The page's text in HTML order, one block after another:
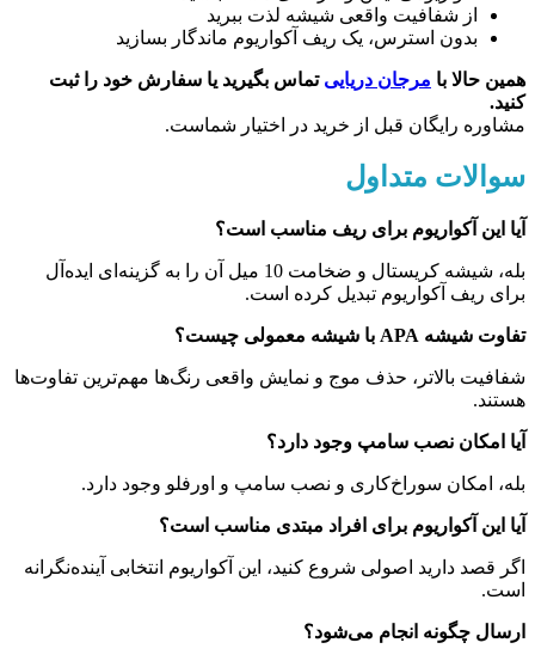
از شفافیت واقعی شیشه لذت ببرید
بدون استرس، یک ریف آکواریوم ماندگار بسازید
همین حالا با مرجان دریایی تماس بگیرید یا سفارش خود را ثبت
کنید.
مشاوره رایگان قبل از خرید در اختیار شماست.
سوالات متداول
آیا این آکواریوم برای ریف مناسب است؟
بله، شیشه کریستال و ضخامت 10 میل آن را به گزینه‌ای ایده‌آل
برای ریف آکواریوم تبدیل کرده است.
تفاوت شیشه APA با شیشه معمولی چیست؟
شفافیت بالاتر، حذف موج و نمایش واقعی رنگ‌ها مهم‌ترین تفاوت‌ها
هستند.
آیا امکان نصب سامپ وجود دارد؟
بله، امکان سوراخ‌کاری و نصب سامپ و اورفلو وجود دارد.
آیا این آکواریوم برای افراد مبتدی مناسب است؟
اگر قصد دارید اصولی شروع کنید، این آکواریوم انتخابی آینده‌نگرانه
است.
ارسال چگونه انجام می‌شود؟